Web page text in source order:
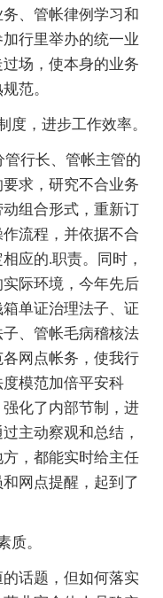
、管帐律例学习和
行里举办的统一业
场，使本身的业务
范。
度，进步工作效率。
行长、管帐主管的
求，研究不合业务
组合形式，重新订
流程，并依据不合
应的.职责。同时，
际环境，今年先后
单证治理法子、证
、管帐毛病稽核法
网点帐务，使我行
模范加倍平安科
化了内部节制，进
主动察观和总结，
，都能实时给主任
网点提醒，起到了
质。
话题，但如何落实